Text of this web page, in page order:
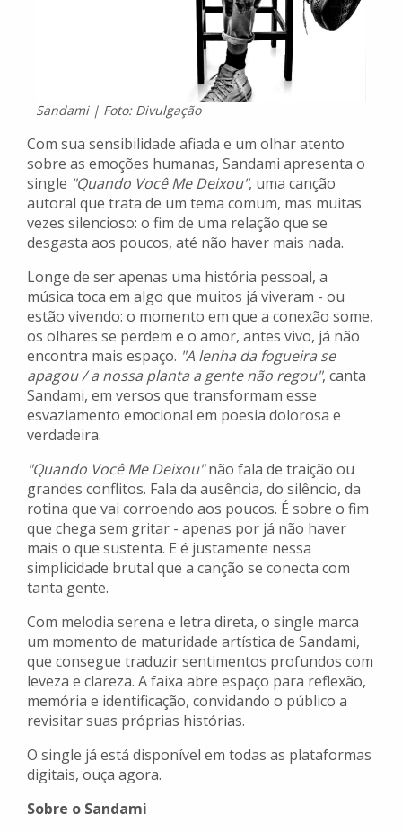
Sandami | Foto: Divulgação
Com sua sensibilidade afiada e um olhar atento
sobre as emoções humanas, Sandami apresenta o
single "Quando Você Me Deixou", uma canção
autoral que trata de um tema comum, mas muitas
vezes silencioso: o fim de uma relação que se
desgasta aos poucos, até não haver mais nada.
Longe de ser apenas uma história pessoal, a
música toca em algo que muitos já viveram - ou
estão vivendo: o momento em que a conexão some,
os olhares se perdem e o amor, antes vivo, já não
encontra mais espaço. "A lenha da fogueira se
apagou / a nossa planta a gente não regou", canta
Sandami, em versos que transformam esse
esvaziamento emocional em poesia dolorosa e
verdadeira.
"Quando Você Me Deixou"não fala de traição ou
grandes conflitos. Fala da ausência, do silêncio, da
rotina que vai corroendo aos poucos. É sobre o fim
que chega sem gritar - apenas por já não haver
mais o que sustenta. E é justamente nessa
simplicidade brutal que a canção se conecta com
tanta gente.
Com melodia serena e letra direta, o single marca
um momento de maturidade artística de Sandami,
que consegue traduzir sentimentos profundos com
leveza e clareza. A faixa abre espaço para reflexão,
memória e identificação, convidando o público a
revisitar suas próprias histórias.
O single já está disponível em todas as plataformas
digitais, ouça agora.
Sobre o Sandami